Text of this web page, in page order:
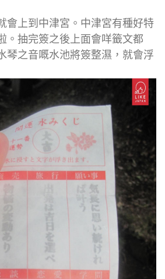
會上到中津宮。中津宮有種好特
。抽完簽之後上面會咩籤文都
琴之音嘅水池將簽整濕，就會浮